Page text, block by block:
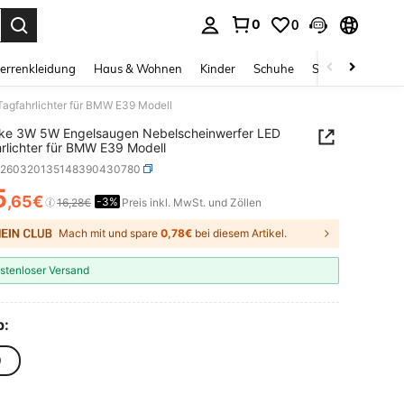
0 0
Haus & Wohnen Kinder Schuhe Schmuck &
für BMW E39 Modell
3W 5W Engelsaugen Nebelscheinwerfer LED
für BMW E39 Modell
AND AVAILABILITY
,65€ 16,28€ -3% Preis inkl. MwSt. und Zöllen
Mach mit und spare 0,78€ bei diesem Artikel.
Versand